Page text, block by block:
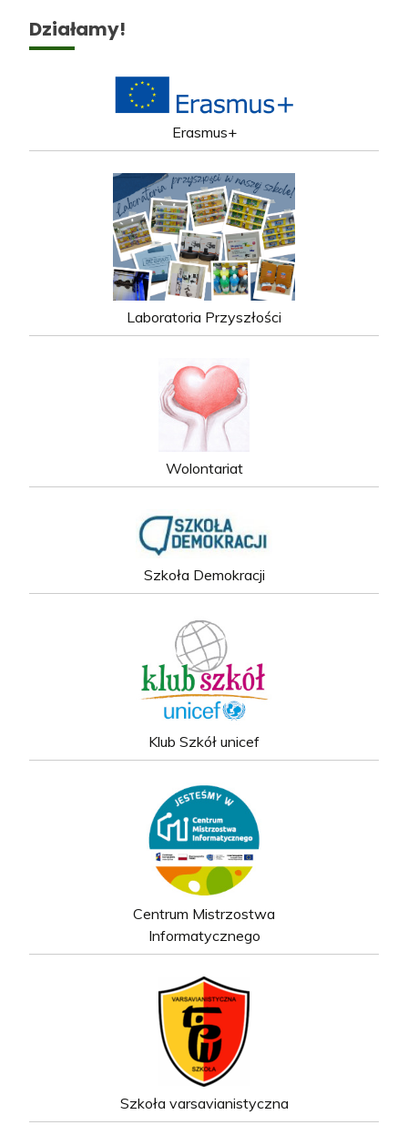
Działamy!
Erasmus+
Laboratoria Przyszłości
Wolontariat
Szkoła Demokracji
Klub Szkół unicef
Centrum Mistrzostwa
Informatycznego
Szkoła varsavianistyczna